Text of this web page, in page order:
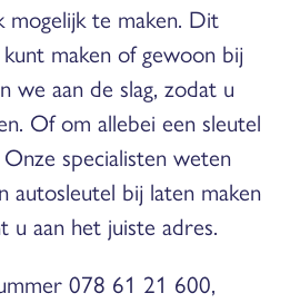
te maken. Dit
maken of gewoon bij
we aan de slag, zodat u
Of om allebei een sleutel
specialisten weten
bij laten maken
u aan het juiste adres.
078 61 21 600,